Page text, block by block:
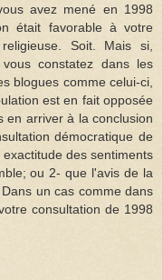
avez mené en 1998
était favorable à votre
Soit. Mais si,
constatez dans les
blogues comme celui-ci,
est en fait opposée
en arriver à la conclusion
démocratique de
des sentiments
ou 2- que l'avis de la
un cas comme dans
consultation de 1998